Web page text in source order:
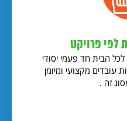
לפי פרויקט
לכל הבית חד פעמי יסודי
עובדים מקצועי ומיומן
זה .